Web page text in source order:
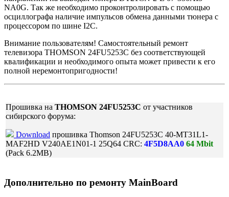
NA0G. Так же необходимо проконтролировать с помощью
осциллографа наличие импульсов обмена данными тюнера с
процессором по шине I2C.
Внимание пользователям! Самостоятельный ремонт
телевизора THOMSON 24FU5253C без соответствующей
квалификации и необходимого опыта может привести к его
полной неремонтопригодности!
Прошивка на THOMSON 24FU5253C от участников
сибирского форума:
Download прошивка Thomson 24FU5253C 40-MT31L1-
MAF2HD V240AE1N01-1 25Q64 CRC: 4F5D8AA0 64 Mbit
(Pack 6.2MB)
Дополнительно по ремонту MainBoard